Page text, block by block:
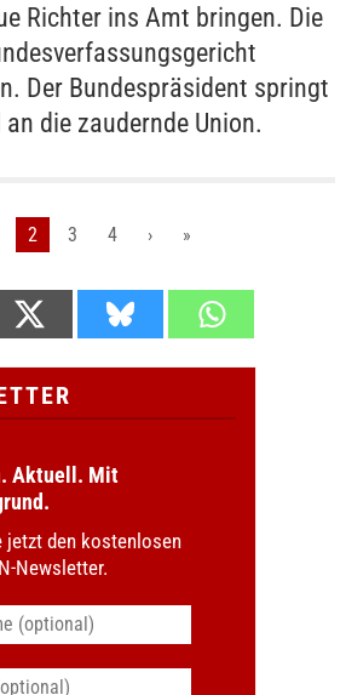
Richter ins Amt bringen. Die
Der Bundespräsident springt
die zaudernde Union.
2 3 4 › »
Aktuell. Mit
jetzt den kostenlosen
Newsletter.